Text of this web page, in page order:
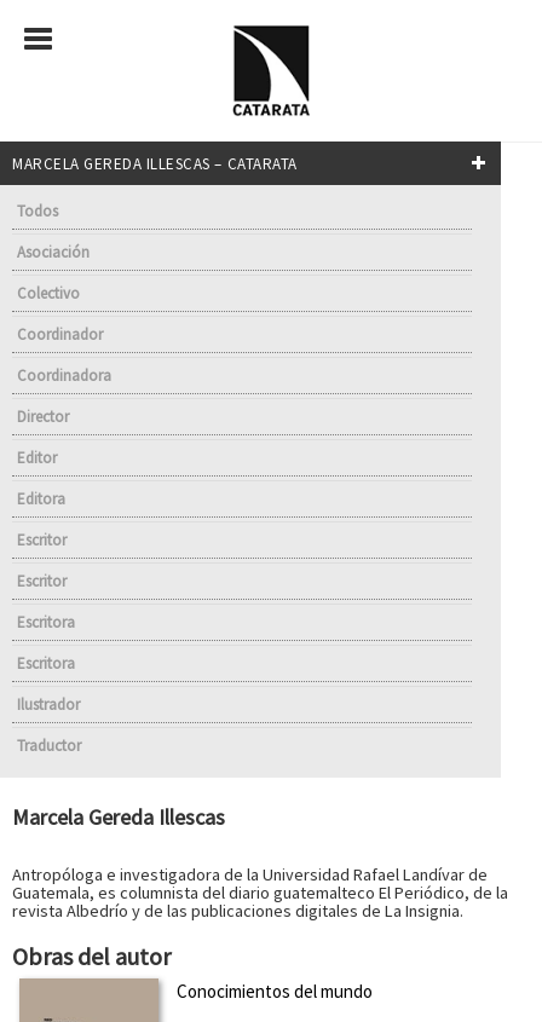
MARCELA GEREDA ILLESCAS – CATARATA
Todos
Asociación
Colectivo
Coordinador
Coordinadora
Director
Editor
Editora
Escritor
Escritor
Escritora
Escritora
Ilustrador
Traductor
Marcela Gereda Illescas
Antropóloga e investigadora de la Universidad Rafael Landívar de
Guatemala, es columnista del diario guatemalteco El Periódico, de la
revista Albedrío y de las publicaciones digitales de La Insignia.
Obras del autor
Conocimientos del mundo